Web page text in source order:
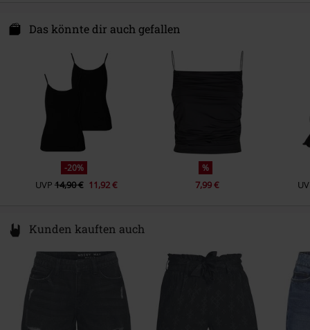
Dr.-Robert-Murjahn-Str. 7
service@urbanclassics.com
Das könnte dir auch gefallen
-20%
UVP 14,90 € 11,92 €
%
7,99 €
Kunden kauften auch